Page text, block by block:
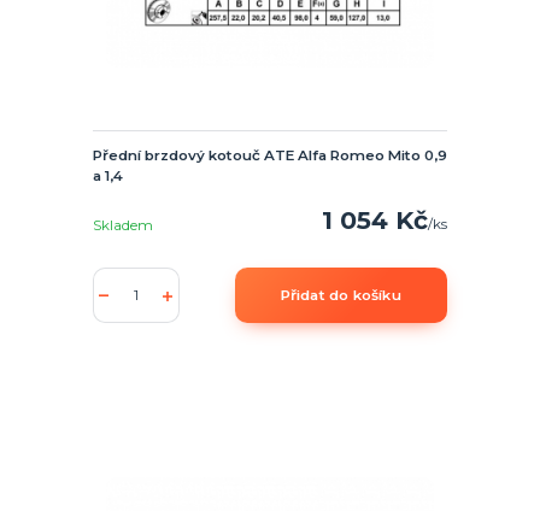
Přední brzdový kotouč ATE Alfa Romeo Mito 0,9
a 1,4
1 054 Kč/ks
Skladem
Přidat do košíku